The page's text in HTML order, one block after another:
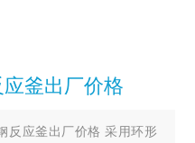
釜出厂价格
反应釜出厂价格 采用环形